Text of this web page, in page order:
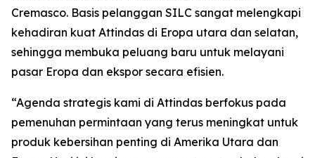
Cremasco. Basis pelanggan SILC sangat melengkapi
kehadiran kuat Attindas di Eropa utara dan selatan,
sehingga membuka peluang baru untuk melayani
pasar Eropa dan ekspor secara efisien.
“Agenda strategis kami di Attindas berfokus pada
pemenuhan permintaan yang terus meningkat untuk
produk kebersihan penting di Amerika Utara dan